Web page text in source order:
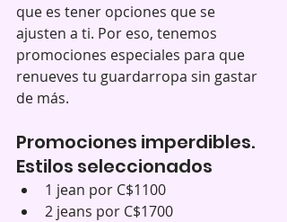
que es tener opciones que se
ajusten a ti. Por eso, tenemos
promociones especiales para que
renueves tu guardarropa sin gastar
de más.
Promociones imperdibles.
Estilos seleccionados
1 jean por C$1100
2 jeans por C$1700